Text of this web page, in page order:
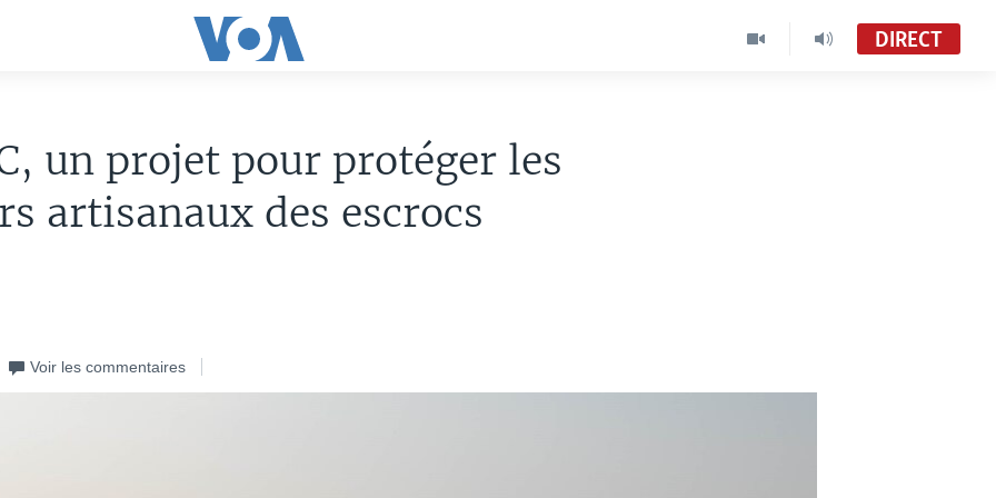
DIRECT
un projet pour protéger les
artisanaux des escrocs
Voir les commentaires